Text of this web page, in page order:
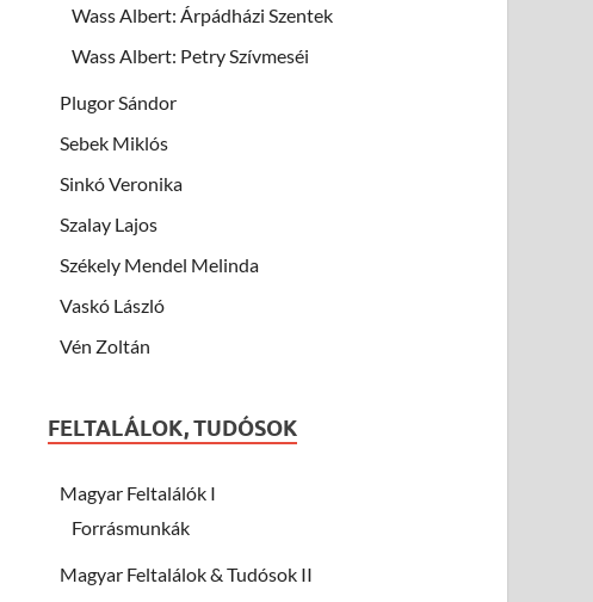
Wass Albert: Árpádházi Szentek
Wass Albert: Petry Szívmeséi
Plugor Sándor
Sebek Miklós
Sinkó Veronika
Szalay Lajos
Székely Mendel Melinda
Vaskó László
Vén Zoltán
FELTALÁLOK, TUDÓSOK
Magyar Feltalálók I
Forrásmunkák
Magyar Feltalálok & Tudósok II